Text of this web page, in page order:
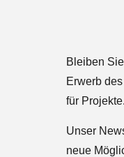
Bleiben
Erwerb
für Projekte.
Unser
neue